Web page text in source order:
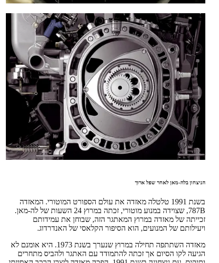
הניצחון בלה-מאן לאחר שפל ארוך
בשנת 1991 טלטלה מאזדה את עולם הספורט המוטורי. המאזדה
787B, שצוידה במנוע מוטורי, זכתה במרוץ 24 השעות של לה-מאן.
זכייתה של מאזדה במרוץ המאתגר הזה, שבוחן את עמידותם
ויעילותם של המנועים, הוא הסיפור הקלאסי של האנדרדוג.
מאזדה השתתפה תחילה במרוץ שנערך בשנת 1973. היא אומנם לא
הגיעה לקו הסיום אך זכתה להתמודד עם האתגר ולהביס מתחרים